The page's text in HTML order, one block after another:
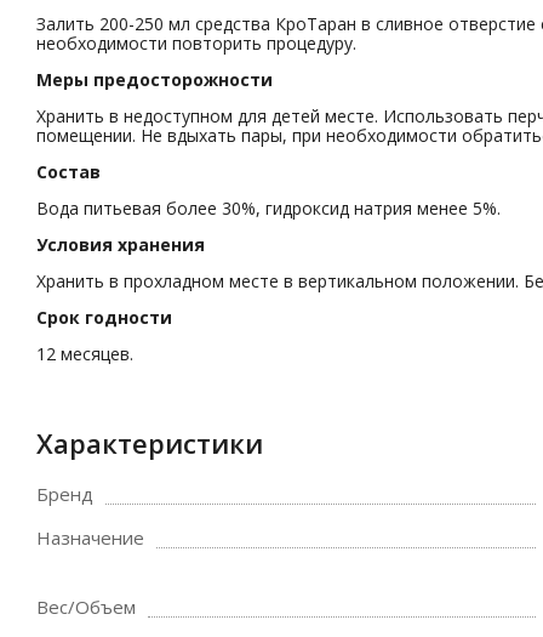
Залить 200-250 мл средства КроТаран в сливное
необходимости повторить процедуру.
Меры предосторожности
Хранить в недоступном для детей месте. Использовать
помещении. Не вдыхать пары, при необходимости
Состав
Вода питьевая более 30%, гидроксид натрия менее 5%.
Условия хранения
Хранить в прохладном месте в вертикальном положении.
Срок годности
12 месяцев.
Характеристики
Бренд
Назначение
Вес/Объем